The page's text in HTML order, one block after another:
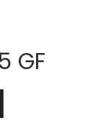
GF